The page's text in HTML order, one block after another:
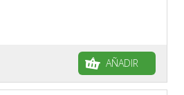
AÑADIR